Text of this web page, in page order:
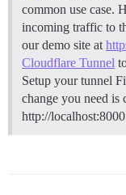
common use case.
incoming traffic to
our demo site at
Cloudflare Tunnel
Setup your tunnel
change you need
http://